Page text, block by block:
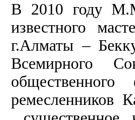
В 2010 году
известного
г.Алматы –
Всемирного
ремесленников